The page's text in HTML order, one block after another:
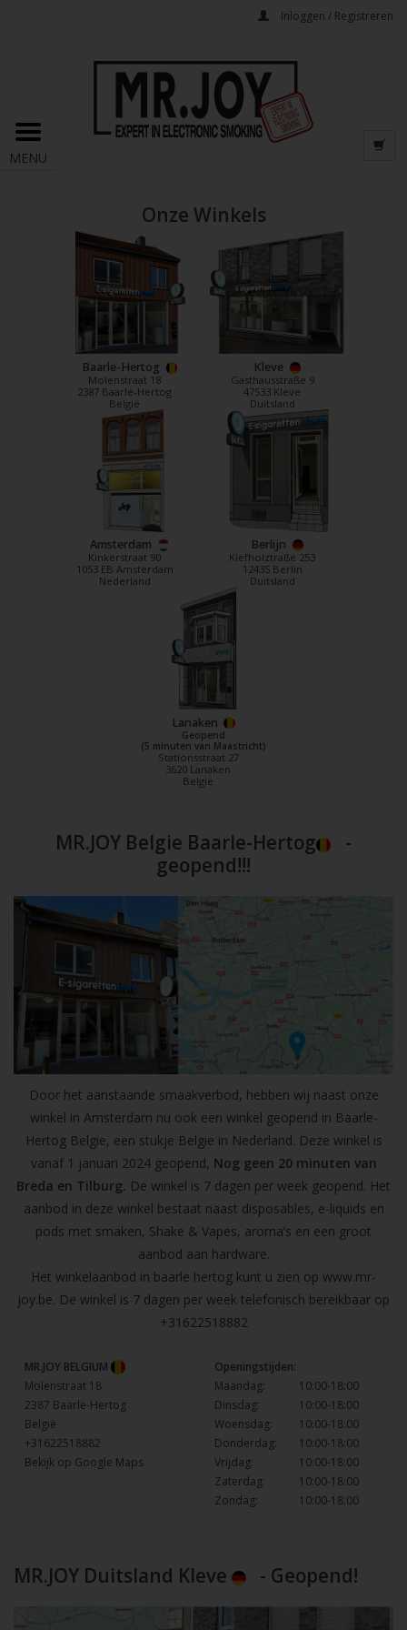
Inloggen / Registreren
MENU
Onze Winkels
Baarle-Hertog
Molenstraat 18
2387 Baarle-Hertog
België
Kleve
Gasthausstraße 9
47533 Kleve
Duitsland
Amsterdam
Kinkerstraat 90
1053 EB Amsterdam
Nederland
Berlijn
Kiefholztraße 253
12435 Berlin
Duitsland
Lanaken
Geopend
(5 minuten van Maastricht)
Stationsstraat 27
3620 Lanaken
België
MR.JOY Belgie Baarle-Hertog
-
geopend!!!
Door het aanstaande smaakverbod, hebben wij naast onze
winkel in Amsterdam nu ook een winkel geopend in Baarle-
Hertog Belgie, een stukje Belgie in Nederland. Deze winkel is
vanaf 1 januari 2024 geopend, Nog geen 20 minuten van
Breda en Tilburg. De winkel is 7 dagen per week geopend. Het
aanbod in deze winkel bestaat naast disposables, e-liquids en
pods met smaken, Shake & Vapes, aroma’s en een groot
aanbod aan hardware.
Het winkelaanbod in baarle hertog kunt u zien op www.mr-
joy.be. De winkel is 7 dagen per week telefonisch bereikbaar op
+31622518882
MR.JOY BELGIUM
Molenstraat 18
2387 Baarle-Hertog
België
+31622518882
Bekijk op Google Maps
Openingstijden:
Maandag:
10:00-18:00
Dinsdag:
10:00-18:00
Woensdag:
10:00-18:00
Donderdag:
10:00-18:00
Vrijdag:
10:00-18:00
Zaterdag:
10:00-18:00
Zondag:
10:00-18:00
MR.JOY Duitsland Kleve - Geopend!